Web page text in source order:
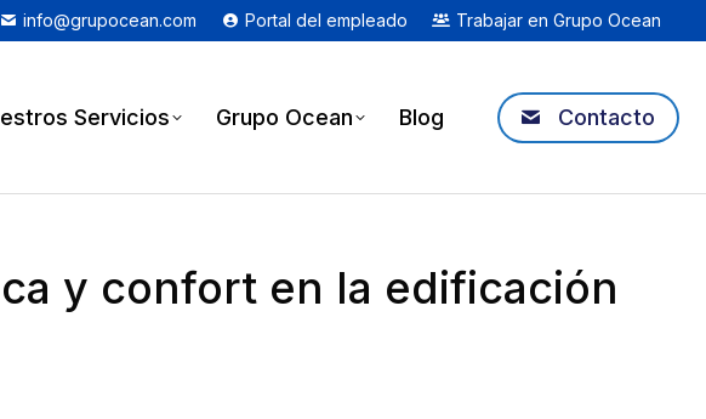
info@grupocean.com Portal del empleado Trabajar en Grupo Ocean
Servicios Grupo Ocean Blog Contacto
y confort en la edificación